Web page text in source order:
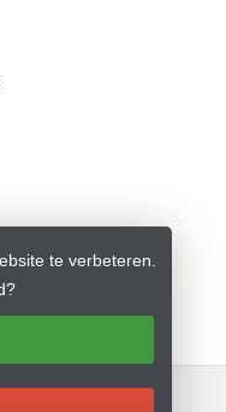
te verbeteren.